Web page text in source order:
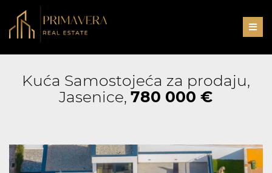
Kuća Samostojeća za prodaju,
Jasenice, 780 000 €